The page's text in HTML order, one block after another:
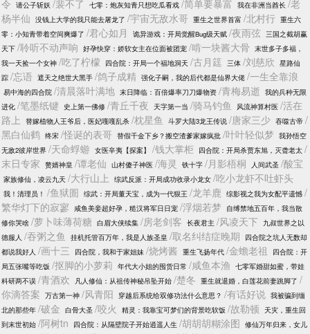
令 请公子斩妖 /裴不了 七零：炮灰知青只想吃瓜看戏 /简单要暴富 我在非洲当酋长 /老
杨半仙 没钱上大学的我只能去屠龙了 /宇宙无敌水哥 重生之世界首富 /北村行 重生六
零：小知青带着空间爽爆了 /君心如月 诡异游戏：开局觉醒Bug级天赋 /夜雨弦 三国之截胡赢
天下 /聆听不动声响 好孕快穿：娇软女主在位面被团宠 /啃一块酱大骨 末世多子多福，
我一天捡一个女神 /吃了柠檬 四合院：开局一个福地洞天 /古月筳 三体 /刘慈欣 星路仙
踪 /忘语 遮天之绝世大黑手 /鸽子成精 强化子嗣，我的后代都是仙界大佬 /一生全靠浪
易中海的四合院 /清晨落叶满地 末日降临：百倍爆率刀刀爆物资 /青梅易逝 我的兵种无限
进化 /笔墨纸键 史上第一佛修 /青丘千夜 天字第一当 /骑马钓鱼 风流神算村医 /活在
路上
替嫁植物人王爷后，医妃嘎嘎乱杀 /枕星鱼 斗罗大陆3龙王传说 /唐家三少 吞噬古帝 /
黑白仙鹤 终宋 /怪诞的表哥 替假千金下乡？搬空渣爹家嫁疯批 /叶叶轻似梦 我孙悟空
无敌2彼岸世界 /天命蜉蝣 女医辛夷【探案】 /钱大掌柜 四合院：开局杀贾东旭，灭聋老太 /
末日专家 赘婿神皇 /谭老仙 山村傻子神医 /海灵 铁十字 /月影梧桐 人间武圣 /酸宝
家族修仙，凌云九天 /大行山上 综武反派：开局成功收录小龙女 /吃小龙虾不吐虾头
我！清理员！ /鱼狱圄 综武：开局董天宝，成为一代狠王 /龙羊鹿 综影视之我为女配平遗憾 /
繁华灯下的寂寥
咸鱼美妾超好孕，糙汉将军日日宠 /浮烟若梦
自缚禁地五百年，我当散
修你哭啥 /萝卜味薄荷糖 白眉大侠续集 /房老剑客 长夜君主 /风凌天下
九叔世界之以
德服人 /吞粥之鱼 挂机托管百万年，我是人族圣皇 /取名纠结症晚期
四合院之坑人无数却
都说我好人 /画十三 四合院，我和于家姐妹 /烧烤酱 重生飞扬年代 /金蟾老祖
四合院：开
局五张嘴等吃饭 /抠脚的小萝莉 年代大小姐的囤货日常 /咸鱼本渔 七零军婚甜如蜜，带娃
科研两不误 /青酒欢 凡人修仙：从祖传神秘吊坠开始 /楚冬 重生就退婚，白莲花前妻跳脚了 /
你滴答案 万古第一神 /风青阳 穿越后系统给双修功法什么意思？ /有话好说 我被骗到缅
北的那些年 /破金 白骨大圣 /咬火 精灵：我靠宝可梦们的背景吃软饭 /故勒顿 天灾，重生回
到末世初始 /阿树tn 四合院：从隔壁院子开始逍遥人生 /胡胡胡糊涂图 修仙万年归来，女儿